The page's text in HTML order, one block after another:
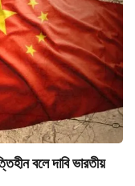
বলে দাবি ভারতীয়